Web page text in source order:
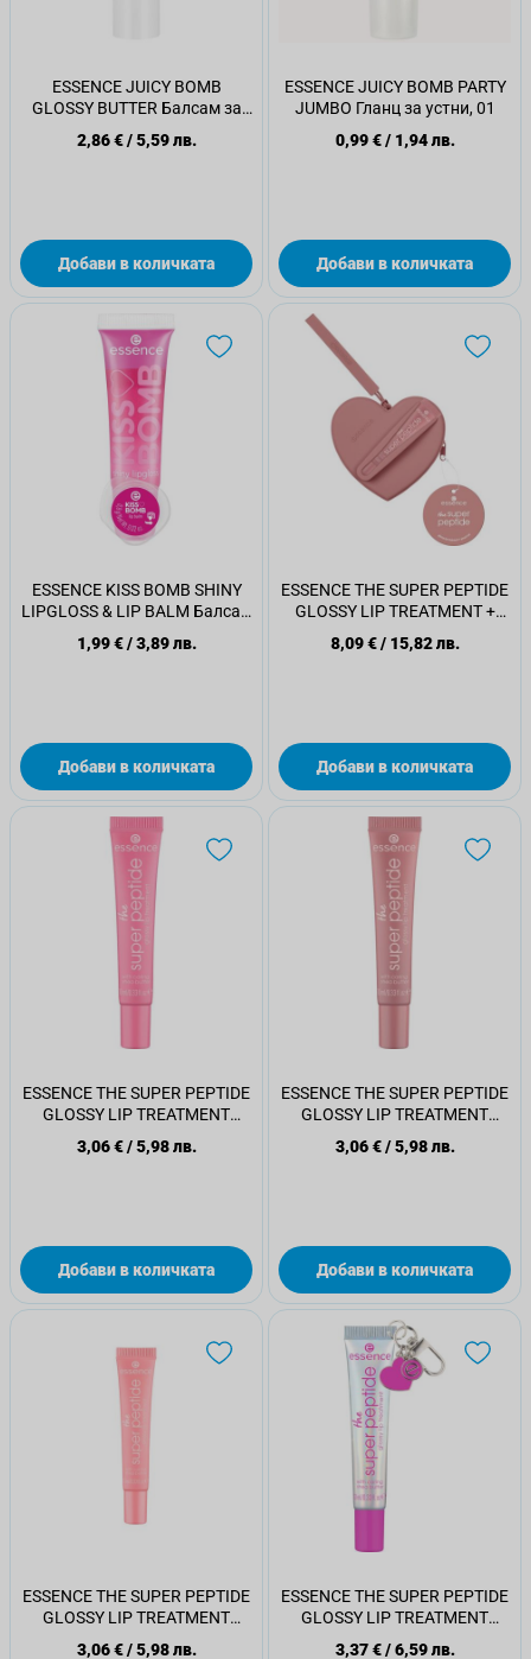
ESSENCE JUICY BOMB
GLOSSY BUTTER Балсам за
2,86 €/5,59 лв.
Добави в количката
ESSENCE JUICY BOMB PARTY
JUMBO Гланц за устни, 01
0,99 €/ 1,94 лв.
Добави в количката
ESSENCE KISS BOMB SHINY
LIPGLOSS & LIP BALM Балсам
1,99 €/3,89 лв.
Добави в количката
ESSENCE THE SUPER PEPTIDE
GLOSSY LIP TREATMENT +
01
8,09 €/ 15,82 лв.
Добави в количката
ESSENCE THE SUPER PEPTIDE
GLOSSY LIP TREATMENT
3,06 €/5,98 лв.
Добави в количката
ESSENCE THE SUPER PEPTIDE
GLOSSY LIP TREATMENT
3,06 €/5,98 лв.
Добави в количката
ESSENCE THE SUPER PEPTIDE
GLOSSY LIP TREATMENT
3,06 €/5,98 лв.
ESSENCE THE SUPER PEPTIDE
GLOSSY LIP TREATMENT
3,37 €/6,59 лв.